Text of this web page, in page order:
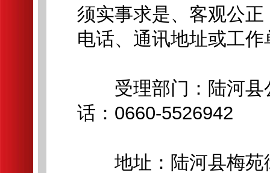
须实事求是、客观公
电话、通讯地址或工
受理部门：陆河县
话：0660-5526942
地址：陆河县梅苑